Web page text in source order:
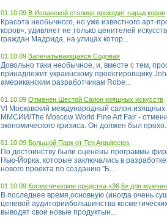
01.10.09В Испанской столице проходит парад коров
Красота необычного, но уже известного арт-
коров», удивляет не только ценителей
граждан Мадрида, на улицах котор...
01.10.09Запечатывающаяся Содовая
Довольно таки необычное, и, вместе с тем,
принадлежит украинскому проектировщику
американским разработчикам Robe...
01.10.09Отменен Шестой Салон изящных искусств
VI Московский международный салон изящных
ММСИИ/The Moscow World Fine Art Fair -
экономического кризиса. Он должен был
01.10.09Большой Парк от Ten Arquitectos
По достоинству были оценены программы
Нью-Йорка, которые заключались в
нового проекта по созданию "Б...
01.10.09Косметические средства «36,6» для
В последнее время,основную (иногда очень
целевой аудиториибольшинства
выводят свои новые продуктын...